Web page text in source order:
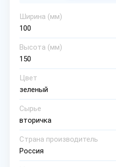
Ширина (мм)
100
Высота (мм)
150
Цвет
зеленый
Сырье
вторичка
Страна производитель
Россия